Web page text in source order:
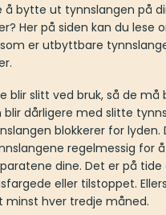
å bytte ut tynnslangen på
Her på siden kan du lese
er utbyttbare
blir slitt ved bruk, så de må
blir dårligere med slitte
blokkerer for
regelmessig for
dine. Det er på
eller tilstoppet.
hver tredje måned.